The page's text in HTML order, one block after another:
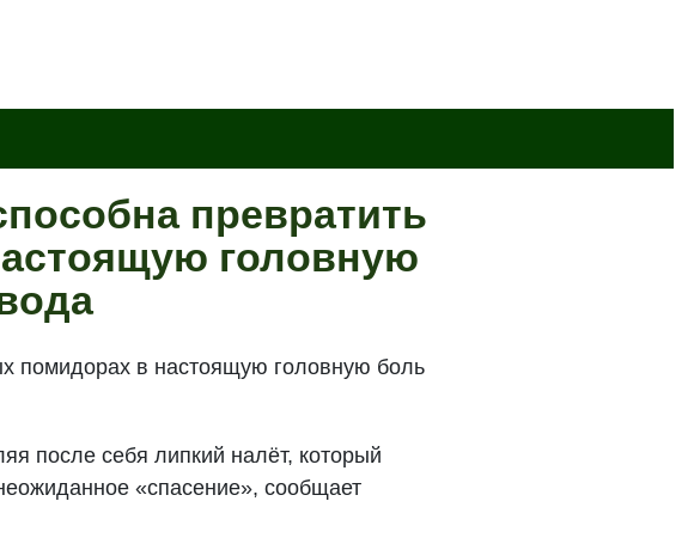
превратить
головную
помидорах в настоящую головную боль
после себя липкий налёт, который
«спасение», сообщает